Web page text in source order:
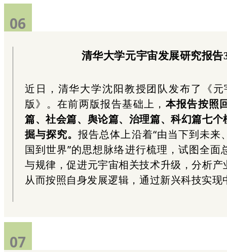
06
清华大学元宇宙发展研究报告
近日，清华大学沈阳教授团队发布了《
版》。在前两版报告基础上， 本报告按照
篇、社会篇、舆论篇、治理篇、科幻篇七
掘与探究。报告总体上沿着“由当下到未来
国到世界”的思想脉络进行梳理，试图全面
与规律，促进元宇宙相关技术升级，分析
从而按照自身发展逻辑，通过新兴科技实
07